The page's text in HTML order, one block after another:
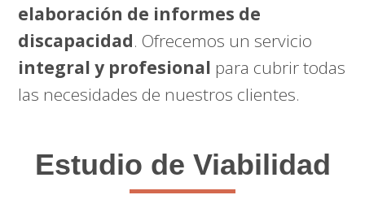
elaboración de informes de
discapacidad. Ofrecemos un servicio
integral y profesional para cubrir todas
las necesidades de nuestros clientes.
Estudio de Viabilidad